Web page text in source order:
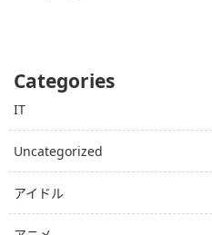
Categories
IT
Uncategorized
アイドル